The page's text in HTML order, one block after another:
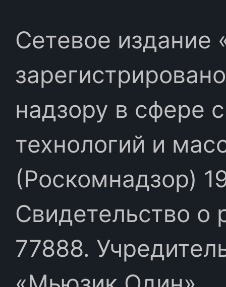
Сетевое издание
надзору в сфере
технологий и
(Роскомнадзор)
Свидетельство
77888.